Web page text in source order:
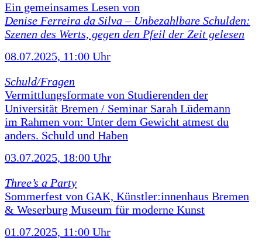
Ein gemeinsames Lesen von
Denise Ferreira da Silva – Unbezahlbare Schulden:
Szenen des Werts, gegen den Pfeil der Zeit gelesen
08.07.2025, 11:00 Uhr
Schuld/Fragen
Vermittlungsformate von Studierenden der
Universität Bremen / Seminar Sarah Lüdemann
im Rahmen von: Unter dem Gewicht atmest du
anders. Schuld und Haben
03.07.2025, 18:00 Uhr
Three’s a Party
Sommerfest von GAK, Künstler:innenhaus Bremen
& Weserburg Museum für moderne Kunst
01.07.2025, 11:00 Uhr